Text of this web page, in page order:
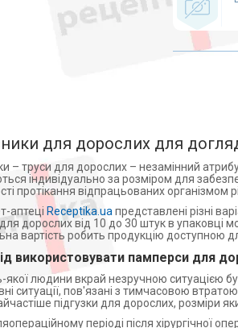
(алкометри)
електротерапії
води
обличчя
апарати
програма
ОПЕРЕЙШНС ГЕННЕП
НИДЕРЛАНДЫ (1)
(4)
Birlik Kagitcilik Anonim
- Sakarya Branch
(2)
ТОВ (16)
Україна ТОВ (3)
ZMO (Польша) (6)
Заклади
Опатрункових-
Акцийна” (ТЗМО С.А.),
(2)
для дорослих для
– труси для дорослих – незамінний
індивідуально за розміром для
протікання відпрацьованих організмом
аптеці Receptika.ua представлені різні
для дорослих від 10 до 30 штук в упаковці
вартість робить продукцію доступною
використовувати памперси для
людини вкрай незручною ситуацією
ситуації, пов'язані з тимчасовою
підгузки для дорослих, розміри
періоді після хірургічної